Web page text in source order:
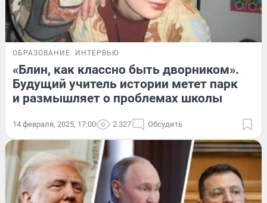
ОБРАЗОВАНИЕ ИНТЕРВЬЮ
«Блин, как классно быть дворником».
Будущий учитель истории метет парк
и размышляет о проблемах школы
14 февраля, 2025, 17:00 2 327 Обсудить